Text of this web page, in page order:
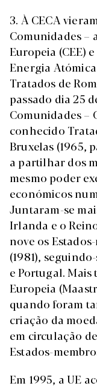
3. À CECA
Comunidades –
Europeia (CEE)
Energia Atómica
Tratados de
passado dia 25
Comunidades –
conhecido
Bruxelas (1965,
a partilhar dos
mesmo poder
económicos
Juntaram-se
Irlanda e o
nove os
(1981),
e Portugal.
Europeia
quando foram
criação da
em circulação
Estados-
Em 1995, a UE